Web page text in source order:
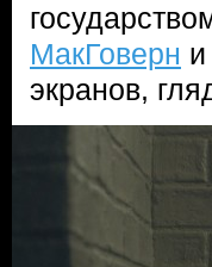
МакГоверн и
экранов,